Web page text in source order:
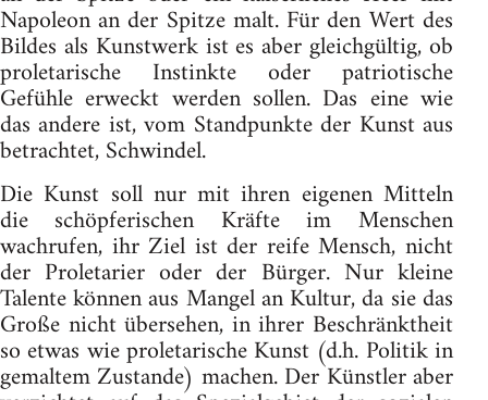
Napoleon an der Spitze malt. Für den Wert des
Bildes als Kunstwerk ist es aber gleichgültig, ob
proletarische Instinkte oder patriotische
Gefühle erweckt werden sollen. Das eine wie
das andere ist, vom Standpunkte der Kunst aus
betrachtet, Schwindel.
Die Kunst soll nur mit ihren eigenen Mitteln
die schöpferischen Kräfte im Menschen
wachrufen, ihr Ziel ist der reife Mensch, nicht
der Proletarier oder der Bürger. Nur kleine
Talente können aus Mangel an Kultur, da sie das
Große nicht übersehen, in ihrer Beschränktheit
so etwas wie proletarische Kunst (d.h. Politik in
gemaltem Zustande) machen. Der Künstler aber